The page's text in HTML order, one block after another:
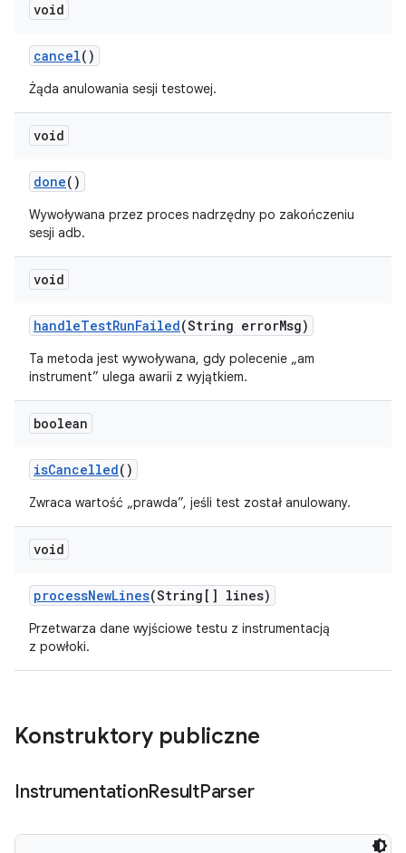
void
cancel()
Żąda anulowania sesji testowej.
void
done()
Wywoływana przez proces nadrzędny po zakończeniu
sesji adb.
void
handleTestRunFailed(String errorMsg)
Ta metoda jest wywoływana, gdy polecenie „am
instrument” ulega awarii z wyjątkiem.
boolean
isCancelled()
Zwraca wartość „prawda”, jeśli test został anulowany.
void
processNewLines(String[] lines)
Przetwarza dane wyjściowe testu z instrumentacją
z powłoki.
Konstruktory publiczne
InstrumentationResultParser